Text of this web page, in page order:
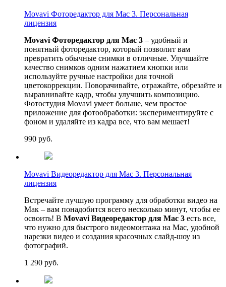
Movavi Фоторедактор для Mac 3. Персональная
лицензия
Movavi Фоторедактор для Mac 3 – удобный и
понятный фоторедактор, который позволит вам
превратить обычные снимки в отличные. Улучшайте
качество снимков одним нажатием кнопки или
используйте ручные настройки для точной
цветокоррекции. Поворачивайте, отражайте, обрезайте и
выравнивайте кадр, чтобы улучшить композицию.
Фотостудия Movavi умеет больше, чем простое
приложение для фотообработки: экспериментируйте с
фоном и удаляйте из кадра все, что вам мешает!
990 руб.
Movavi Видеоредактор для Mac 3. Персональная
лицензия
Встречайте лучшую программу для обработки видео на
Мак – вам понадобится всего несколько минут, чтобы ее
освоить! В Movavi Видеоредактор для Mac 3 есть все,
что нужно для быстрого видеомонтажа на Mac, удобной
нарезки видео и создания красочных слайд-шоу из
фотографий.
1 290 руб.